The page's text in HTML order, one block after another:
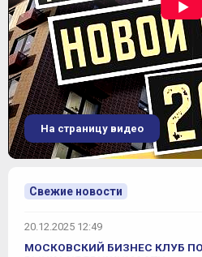
На страницу видео
Свежие новости
20.12.2025 12:49
МОСКОВСКИЙ БИЗНЕС КЛУБ